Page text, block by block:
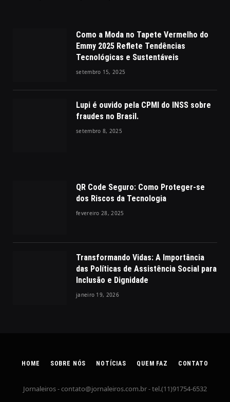
Como a Moda no Tapete Vermelho do
Emmy 2025 Reflete Tendências
Tecnológicas e Sustentáveis
setembro 15, 2025
Lupi é ouvido pela CPMI do INSS sobre
fraudes no Brasil.
setembro 8, 2025
QR Code Seguro: Como Proteger-se
dos Riscos da Tecnologia
fevereiro 28, 2025
Transformando Vidas: A Importância
das Políticas de Assistência Social para
Inclusão e Dignidade
janeiro 19, 2026
HOME SOBRE NÓS NOTÍCIAS QUEM FAZ CONTATO
Jornaleiros -contato@jornaleiros.com.br- tel.(11)91754-6532